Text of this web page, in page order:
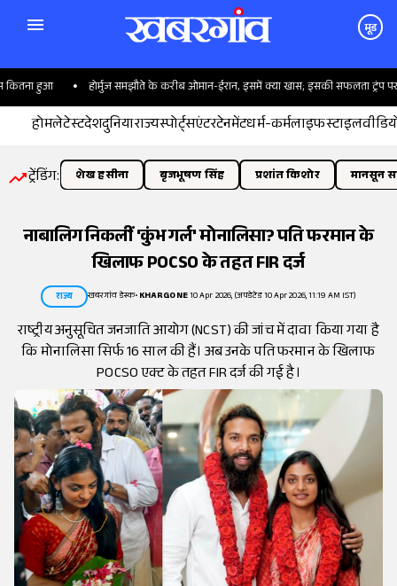
मूड
हुआ होर्मुज समझौते के करीब ओमान-ईरान, इसमें क्या खास; इसकी सफलता ट्रंप पर
होमलेटेस्टदेशदुनियाराज्यस्पोर्ट्सएंटरटेनमेंटधर्म-कर्मलाइफस्टाइल
ट्रेंडिंग: शेख हसीना बृजभूषण सिंह प्रशांत किशोर मानसून
नाबालिग निकलीं 'कुंभ गर्ल' मोनालिसा? पति फरमान के
खिलाफ POCSO के तहत FIR दर्ज
राज्य खबरगांव डेस्क•KHARGONE10 Apr 2026, (अपडेटेड 10 Apr 2026, 11:19 AM IST)
राष्ट्रीय अनुसूचित जनजाति आयोग (NCST) की जांच में दावा किया गया है
कि मोनालिसा सिर्फ 16 साल की हैं। अब उनके पति फरमान के खिलाफ
POCSO एक्ट के तहत FIR दर्ज की गई है।